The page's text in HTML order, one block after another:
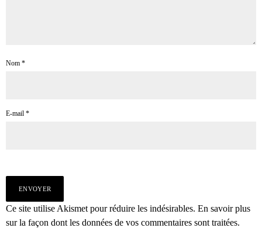
Nom *
E-mail *
Ce site utilise Akismet pour réduire les indésirables. En savoir plus
sur la façon dont les données de vos commentaires sont traitées.